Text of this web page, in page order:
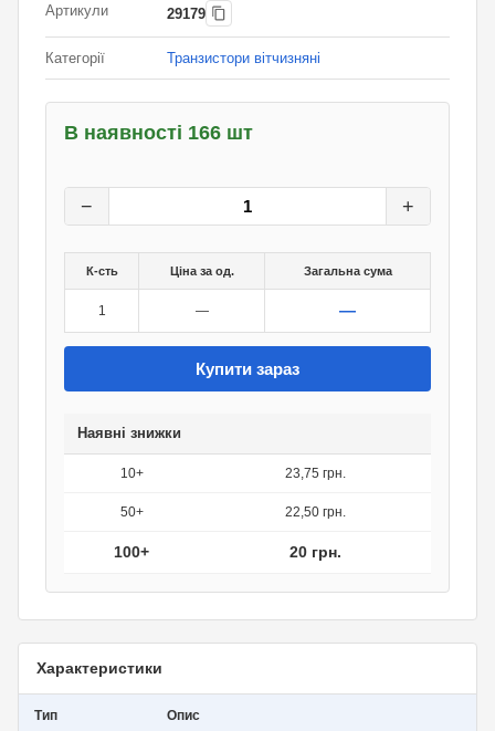
Артикули 29179
Категорії Транзистори вітчизняні
В наявності 166 шт
− +
К-сть Ціна за од. Загальна сума
1 — —
Купити зараз
Наявні знижки
10+ 23,75 грн.
50+ 22,50 грн.
100+ 20 грн.
Характеристики
Тип Опис